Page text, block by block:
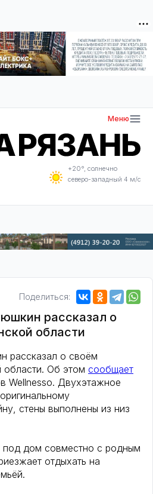
Меню
+20°, солнечно
северо-западный 4 м/с
Поделиться:
рассказал о
области
рассказал о своём
области. Об этом сообщает
Wellnesso. Двухэтажное
стены выполнены из низ
дом совместно с родным
отдыхать на